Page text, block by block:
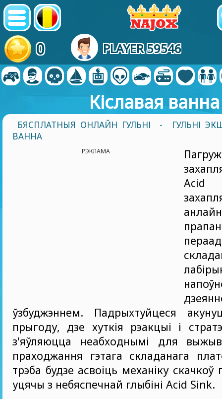
0 PLAYER 59546
Кіславая ванна
БЯСПЛАТНЫЯ ОНЛАЙН ГУЛЬНІ -
ГУЛЬНІ
ВАННА
РЭКЛАМА
ўзбуджэннем. Падрыхтуйцеся
прыгоду, дзе хуткія рэакцыі і
з'яўляюцца неабходнымі для
праходжання гэтага складанага
трэба будзе асвоіць механіку скачкоў
уцячы з небяспечнай глыбіні Acid Sink.